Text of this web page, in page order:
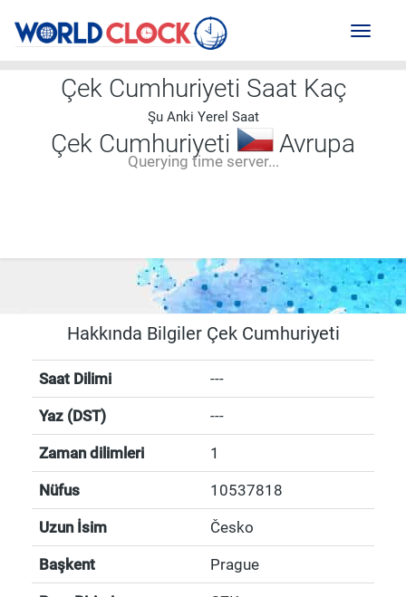
Toggle
Çek Cumhuriyeti Saat Kaç
Şu Anki Yerel Saat
Çek Cumhuriyeti Avrupa
Querying time server...
Hakkında Bilgiler Çek Cumhuriyeti
Saat Dilimi ---
Yaz (DST) ---
Zaman dilimleri 1
Nüfus 10537818
Uzun İsim Česko
Başkent Prague